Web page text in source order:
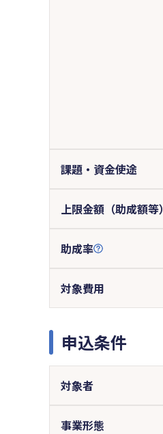
課題・資金使途
上限金額（助成額等）
助成率
対象費用
申込条件
対象者
事業形態